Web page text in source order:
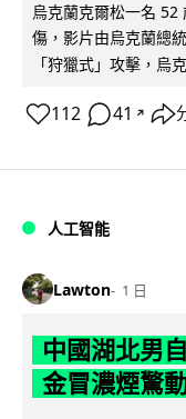
烏克蘭克爾松一名 52
傷，影片由烏克蘭總
「狩獵式」攻擊，烏
112 41 ↗
人工智能
Lawton 1 日
中國湖北男
金冒濃煙驚